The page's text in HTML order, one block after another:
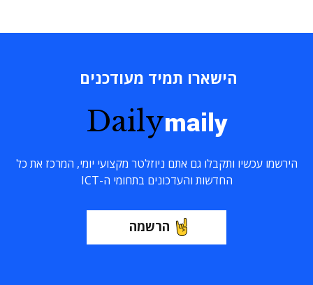
הישארו תמיד מעודכנים
Dailymaily
הירשמו עכשיו ותקבלו גם אתם ניוזלטר מקצועי יומי, המרכז את כל
החדשות והעדכונים בתחומי ה-ICT
הרשמה